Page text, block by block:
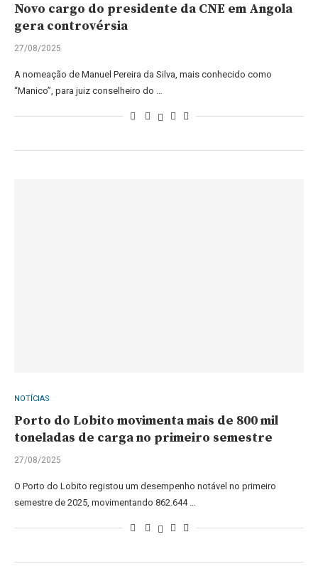
Novo cargo do presidente da CNE em Angola
gera controvérsia
27/08/2025
A nomeação de Manuel Pereira da Silva, mais conhecido como
“Manico”, para juiz conselheiro do …
NOTÍCIAS
Porto do Lobito movimenta mais de 800 mil
toneladas de carga no primeiro semestre
27/08/2025
O Porto do Lobito registou um desempenho notável no primeiro
semestre de 2025, movimentando 862.644 …